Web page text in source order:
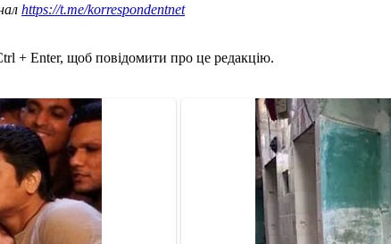
https://t.me/korrespondentnet
+ Enter, щоб повідомити про це редакцію.